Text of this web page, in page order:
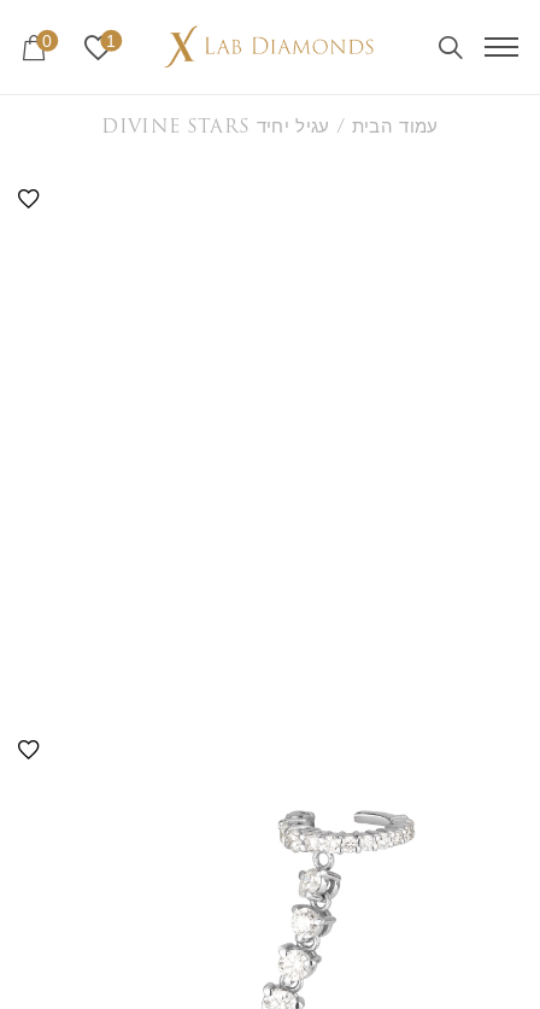
1
0
עמוד הבית / עגיל יחיד DIVINE STARS